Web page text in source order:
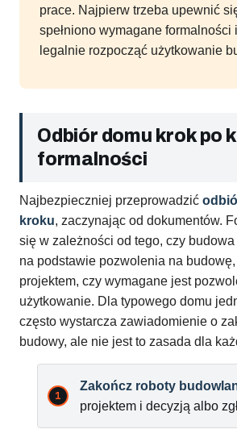
prace. Najpierw trzeba upewnić
spełniono wymagane formalności
legalnie rozpocząć użytkowanie
Odbiór domu krok po
formalności
Najbezpieczniej przeprowadzić
kroku, zaczynając od dokumentów.
się w zależności od tego, czy budowa
na podstawie pozwolenia na budowę,
projektem, czy wymagane jest
użytkowanie. Dla typowego domu
często wystarcza zawiadomienie o
budowy, ale nie jest to zasada dla
Zakończ roboty
projektem i decyzją albo